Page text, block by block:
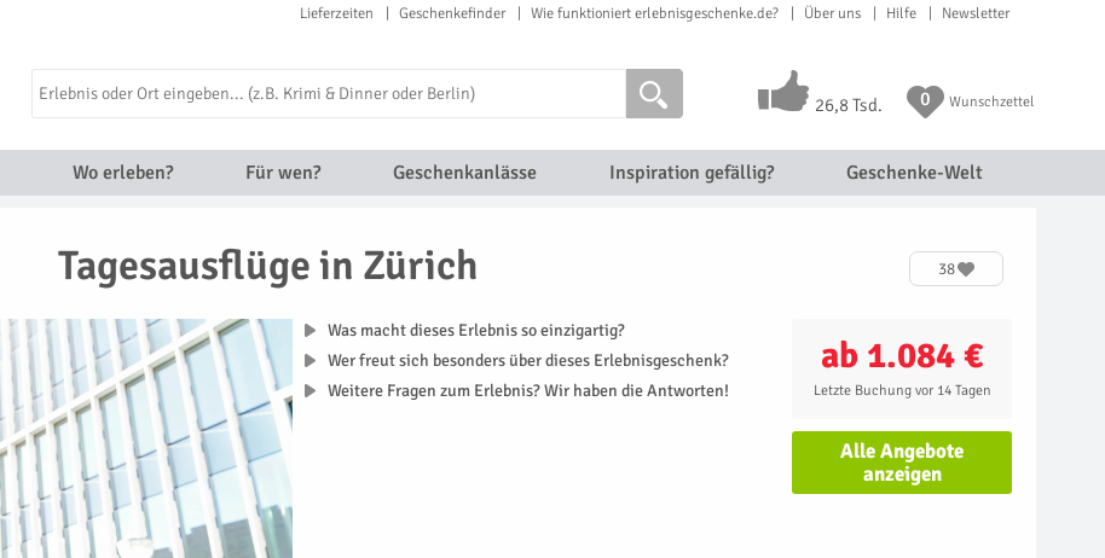
Lieferzeiten Geschenkefinder Wie funktioniert erlebnisgeschenke.de? Über uns Hilfe Newsletter
26,8 Tsd. 0 Wunschzettel
Wo erleben? Für wen? Geschenkanlässe Inspiration gefällig? Geschenke-Welt
Tagesausflüge in Zürich 38
ab 1.084 €
Letzte Buchung vor 14 Tagen
Alle Angebote
anzeigen
Was macht dieses Erlebnis so einzigartig?
Wer freut sich besonders über dieses Erlebnisgeschenk?
Weitere Fragen zum Erlebnis? Wir haben die Antworten!